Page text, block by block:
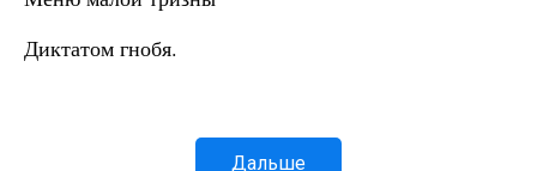
Диктатом гнобя.
Дальше